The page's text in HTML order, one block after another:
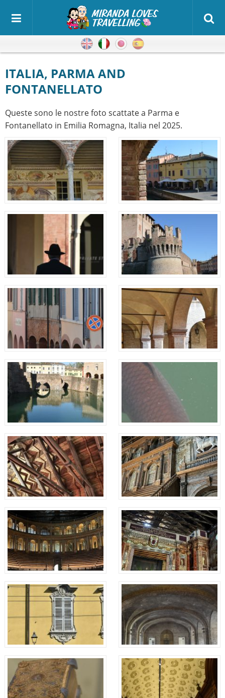
IngleseItalianoGiapponese
ITALIA, PARMA AND
FONTANELLATO
Queste sono le nostre foto scattate a Parma e
Fontanellato in Emilia Romagna, Italia nel 2025.